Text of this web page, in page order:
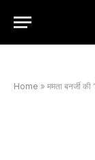
Home » ममता बनर्जी की